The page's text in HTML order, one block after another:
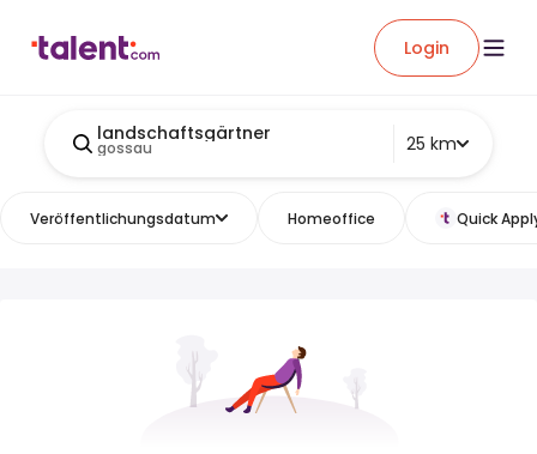
Login
landschaftsgärtner
gossau 25 km
Veröffentlichungsdatum Homeoffice Quick